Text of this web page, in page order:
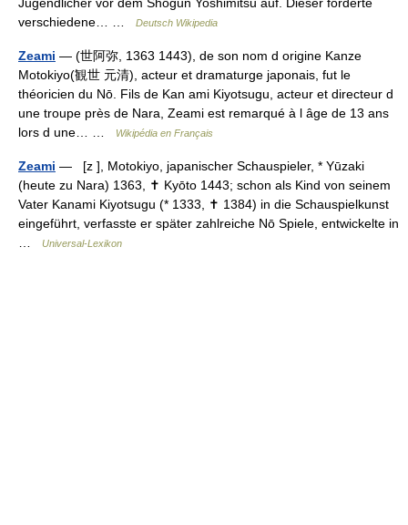
verschiedene… …
Deutsch Wikipedia
Zeami — (世阿弥, 1363 1443), de son nom d origine Kanze
Motokiyo(観世 元清), acteur et dramaturge japonais, fut le
théoricien du Nō. Fils de Kan ami Kiyotsugu, acteur et directeur d
une troupe près de Nara, Zeami est remarqué à l âge de 13 ans
lors d une… …
Wikipédia en Français
Zeami — [z ], Motokiyo, japanischer Schauspieler, * Yūzaki
(heute zu Nara) 1363, ✝ Kyōto 1443; schon als Kind von seinem
Vater Kanami Kiyotsugu (* 1333, ✝ 1384) in die Schauspielkunst
eingeführt, verfasste er später zahlreiche Nō Spiele, entwickelte in
Universal-Lexikon